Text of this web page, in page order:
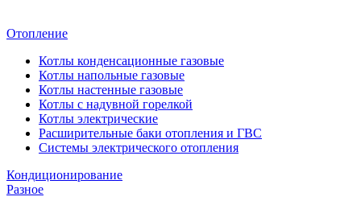
Отопление
Котлы конденсационные газовые
Котлы напольные газовые
Котлы настенные газовые
Котлы с надувной горелкой
Котлы электрические
Расширительные баки отопления и ГВС
Системы электрического отопления
Кондиционирование
Разное